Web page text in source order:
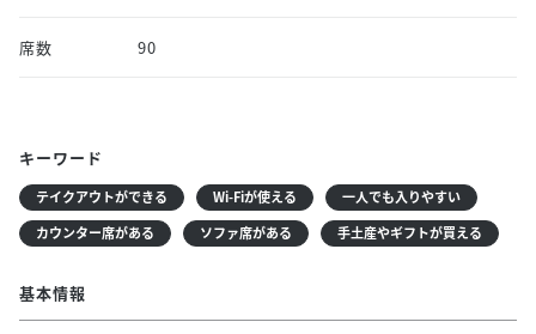
席数 90
キーワード
テイクアウトができる Wi-Fiが使える
一人でも入りやすい
カウンター席がある
ソファ席がある 手土産やギフトが買える
基本情報